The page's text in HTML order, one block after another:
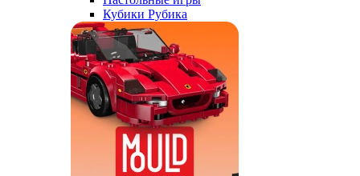
Кубики Рубика